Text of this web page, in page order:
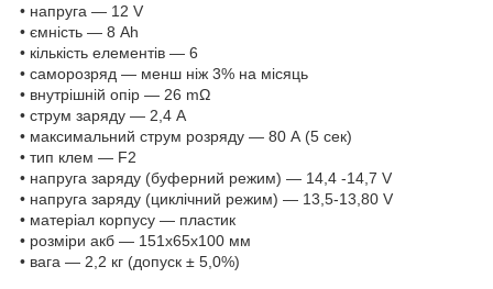
• напруга — 12 V
• ємність — 8 Ah
• кількість елементів — 6
• саморозряд — менш ніж 3% на місяць
• внутрішній опір — 26 mΩ
• струм заряду — 2,4 А
• максимальний струм розряду — 80 А (5 сек)
• тип клем — F2
• напруга заряду (буферний режим) — 14,4 -14,7 V
• напруга заряду (циклічний режим) — 13,5-13,80 V
• матеріал корпусу — пластик
• розміри акб — 151x65x100 мм
• вага — 2,2 кг (допуск ± 5,0%)